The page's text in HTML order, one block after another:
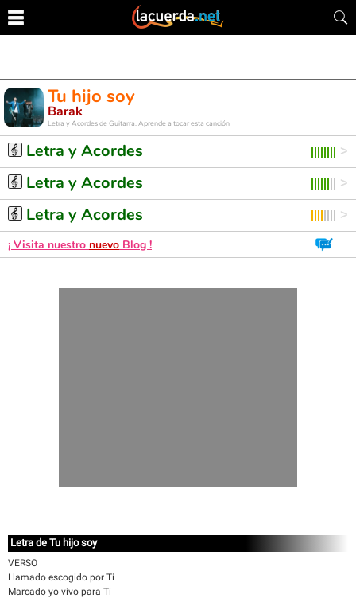
Tu hijo soy
Barak
Letra y Acordes de Guitarra. Aprende a tocar esta canción
Letra y Acordes
Letra y Acordes
Letra y Acordes
¡ Visita nuestro nuevo Blog !
Letra de Tu hijo soy
VERSO
Llamado escogido por Ti
Marcado yo vivo para Ti